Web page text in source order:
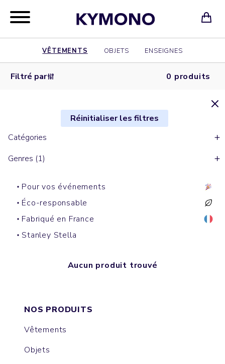
VÊTEMENTS OBJETS ENSEIGNES
Filtré par 0 produits
Réinitialiser les filtres
Catégories
Genres (1)
Pour vos événements
Éco-responsable
Fabriqué en France
Stanley Stella
Aucun produit trouvé
NOS PRODUITS
Vêtements
Objets